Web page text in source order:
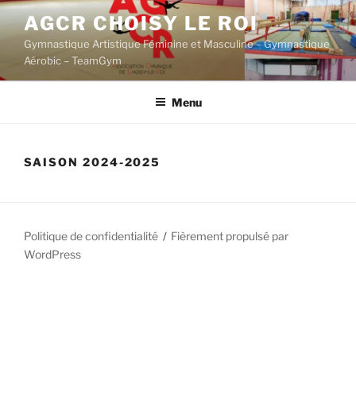
Aller
au
contenu
principal
AGCR CHOISY LE ROI
Gymnastique Artistique Féminine et Masculine – Gymnastique
Aérobic – TeamGym
Menu
SAISON 2024-2025
Politique de confidentialité
Fièrement propulsé par
WordPress